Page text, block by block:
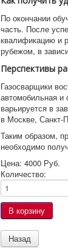
По окончании
часть. После
квалификацию и
рубежом, в
Перспективы
Газосварщики
автомобильная и
варьируется в
в Москве, Санкт-
Таким образом,
необходимо
Цена: 4000 Руб.
Количество: